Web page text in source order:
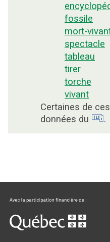
fossile
mort-
spectacle
tableau
tirer
torche
vivant
Certaines de
données du
.